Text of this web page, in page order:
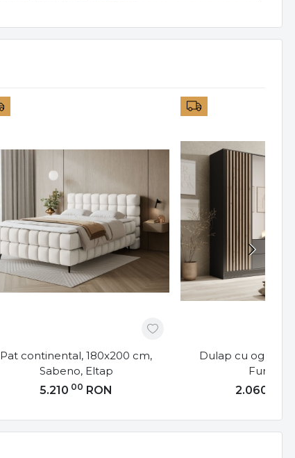
Pat continental, 180x200 cm,
Sabeno, Eltap
5.210 00 RON
Dulap cu oglinzi,
2.060